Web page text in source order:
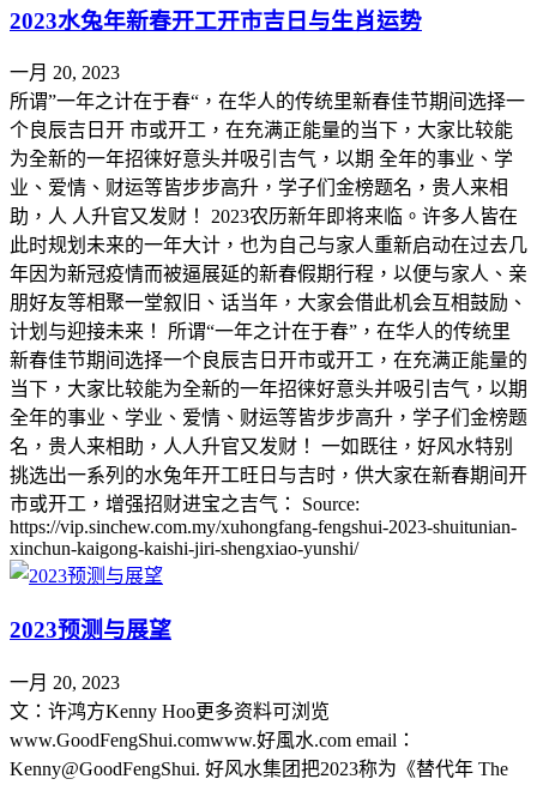
2023水兔年新春开工开市吉日与生肖运势
一月 20, 2023
所谓”一年之计在于春“，在华人的传统里新春佳节期间选择一
个良辰吉日开 市或开工，在充满正能量的当下，大家比较能
为全新的一年招徕好意头并吸引吉气，以期 全年的事业、学
业、爱情、财运等皆步步高升，学子们金榜题名，贵人来相
助，人 人升官又发财！ 2023农历新年即将来临。许多人皆在
此时规划未来的一年大计，也为自己与家人重新启动在过去几
年因为新冠疫情而被逼展延的新春假期行程，以便与家人、亲
朋好友等相聚一堂叙旧、话当年，大家会借此机会互相鼓励、
计划与迎接未来！ 所谓“一年之计在于春”，在华人的传统里
新春佳节期间选择一个良辰吉日开市或开工，在充满正能量的
当下，大家比较能为全新的一年招徕好意头并吸引吉气，以期
全年的事业、学业、爱情、财运等皆步步高升，学子们金榜题
名，贵人来相助，人人升官又发财！ 一如既往，好风水特别
挑选出一系列的水兔年开工旺日与吉时，供大家在新春期间开
市或开工，增强招财进宝之吉气： Source:
https://vip.sinchew.com.my/xuhongfang-fengshui-2023-shuitunian-
xinchun-kaigong-kaishi-jiri-shengxiao-yunshi/
2023预测与展望
一月 20, 2023
文：许鸿方Kenny Hoo更多资料可浏览
www.GoodFengShui.comwww.好風水.com email：
Kenny@GoodFengShui. 好风水集团把2023称为《替代年 The